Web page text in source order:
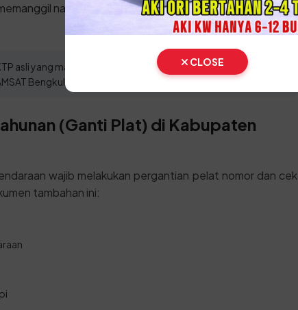
nama Anda untuk penyerahan STNK & SKPD
asli yang masih berlaku dan tidak rusak agar proses
Bengkulu Tengah berjalan tanpa kendala.
(Ganti Plat) di Kabupaten
wajib melakukan pergantian pelat nomor dan cek
tambahan ini:
CLOSE